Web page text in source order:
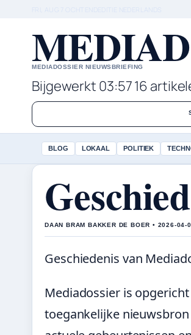
FRI, AUG 7 NEDERLANDS
MEDIADOSSIER NIEUWSBRIEFING
Bijgewerkt 03:5716
BLOG LOKAAL POLITIEK
DAAN BRAM BAKKER DE BOER • 2026-04-
Geschiedenis van
Mediadossier is
toegankelijke